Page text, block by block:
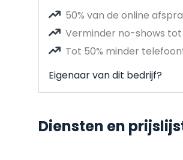
50% van de online
Verminder no-shows tot
Tot 50% minder
Eigenaar van dit bedrijf?
Diensten en